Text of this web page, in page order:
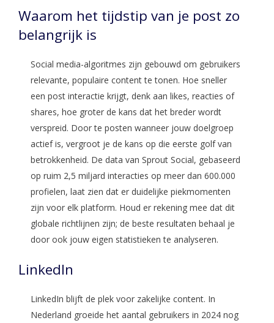
Waarom het tijdstip van je post zo
belangrijk is
Social media-algoritmes zijn gebouwd om gebruikers
relevante, populaire content te tonen. Hoe sneller
een post interactie krijgt, denk aan likes, reacties of
shares, hoe groter de kans dat het breder wordt
verspreid. Door te posten wanneer jouw doelgroep
actief is, vergroot je de kans op die eerste golf van
betrokkenheid. De data van Sprout Social, gebaseerd
op ruim 2,5 miljard interacties op meer dan 600.000
profielen, laat zien dat er duidelijke piekmomenten
zijn voor elk platform. Houd er rekening mee dat dit
globale richtlijnen zijn; de beste resultaten behaal je
door ook jouw eigen statistieken te analyseren.
LinkedIn
LinkedIn blijft de plek voor zakelijke content. In
Nederland groeide het aantal gebruikers in 2024 nog